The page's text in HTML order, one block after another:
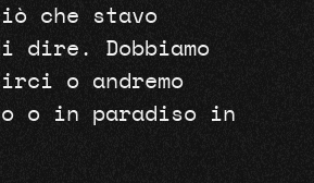
che stavo
dire. Dobbiamo
o andremo
o in paradiso in